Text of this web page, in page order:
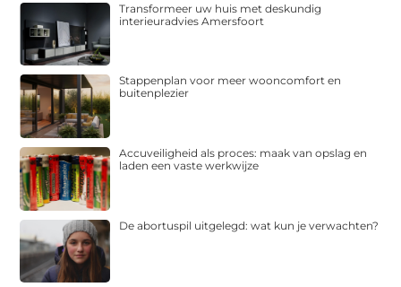
Transformeer uw huis met deskundig
interieuradvies Amersfoort
Stappenplan voor meer wooncomfort en
buitenplezier
Accuveiligheid als proces: maak van opslag en
laden een vaste werkwijze
De abortuspil uitgelegd: wat kun je verwachten?